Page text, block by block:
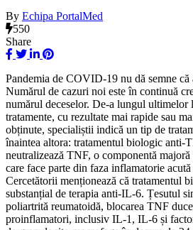
By Echipa PortalMed
550
Share
Pandemia de COVID-19 nu dă semne că
Numărul de cazuri noi este în continuă
numărul deceselor. De-a lungul ultimelor
tratamente, cu rezultate mai rapide sau
obținute, specialiștii indică un tip de
înaintea altora: tratamentul biologic anti-
neutralizează TNF, o componentă
care face parte din faza inflamatorie
Cercetătorii menționează că tratamentul
substanțial de terapia anti-IL-6. Țesutul
poliartrită reumatoidă, blocarea TNF
proinflamatori, inclusiv IL-1, IL-6 și